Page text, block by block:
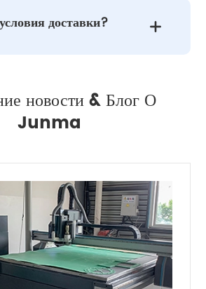
доставки? 
новости & Блог О
Junma